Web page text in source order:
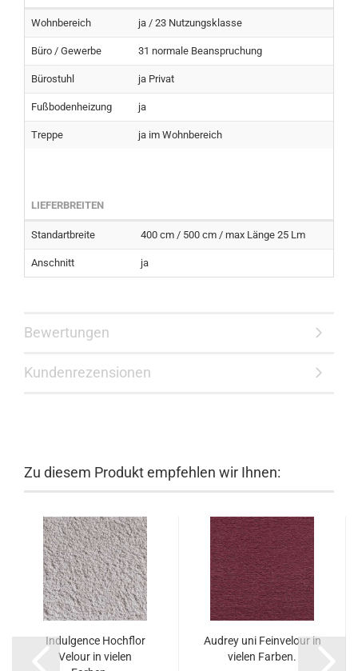
Wohnbereich ja / 23 Nutzungsklasse
Büro / Gewerbe 31 normale Beanspruchung
Bürostuhl ja Privat
Fußbodenheizung ja
Treppe ja im Wohnbereich
LIEFERBREITEN
Standartbreite 400 cm / 500 cm / max Länge 25 Lm
Anschnitt ja
Bewertungen
Kundenrezensionen
Zu diesem Produkt empfehlen wir Ihnen:
Indulgence Hochflor
Velour in vielen
Audrey uni Feinvelour in
vielen Farben.